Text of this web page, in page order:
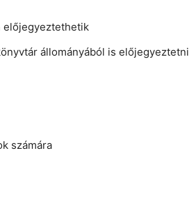
előjegyeztethetik
állományából is előjegyeztetni
számára